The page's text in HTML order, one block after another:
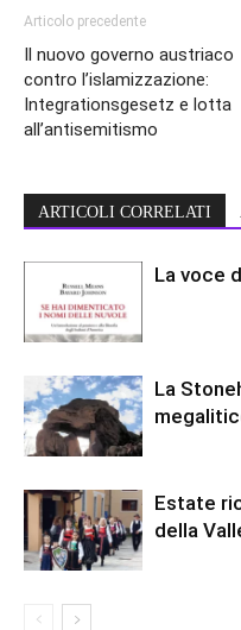
Articolo precedente
Il nuovo governo austriaco
contro l’islamizzazione:
Integrationsgesetz e lotta
all’antisemitismo
ARTICOLI CORRELATI
La voce
La
Estate
della